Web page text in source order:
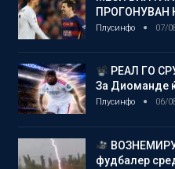
ПРОГОНУВАН
Плусинфо 07/
РЕАЛ ГО
За Диоманде
Плусинфо 06/
фудбалер